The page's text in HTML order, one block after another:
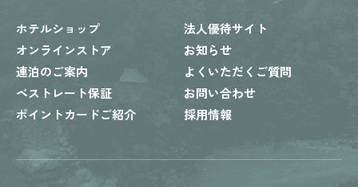
ホテルショップ
オンラインストア
連泊のご案内
ベストレート保証
ポイントカードご紹介
法人優待サイト
お知らせ
よくいただくご質問
お問い合わせ
採用情報